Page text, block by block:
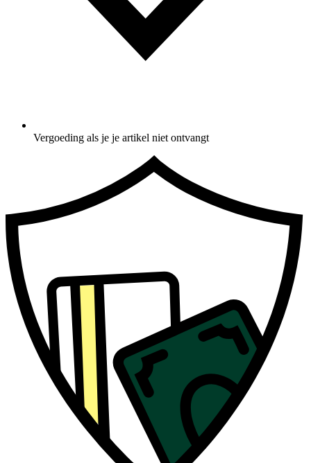
Vergoeding als je je artikel niet ontvangt